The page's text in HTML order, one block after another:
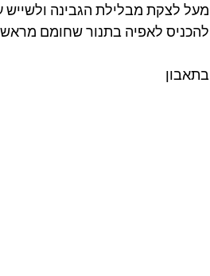
מעל לצקת מבלילת הגבינה ולשייש
להכניס לאפיה בתנור שחומם מראש ל 170 מעלות עד שקיסם יוצא
בתאבון